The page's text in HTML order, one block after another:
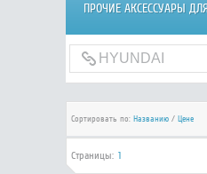
ПРОЧИЕ АКСЕССУАРЫ
ЭЛЕКТРОСТАНЦИЙ HYUNDAI
Сортировать по: Названию/ Цене
Страницы: 1